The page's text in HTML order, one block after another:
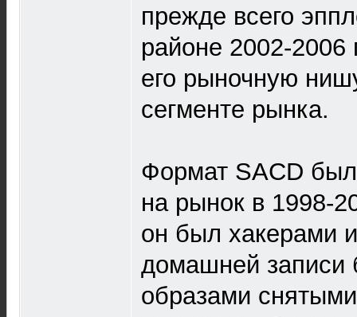
прежде всего
районе 2002-2006
его рыночную
сегменте рынка.
Формат SACD
на рынок в 1998-
он был хакерами
домашней записи
образами